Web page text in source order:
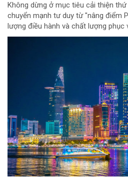
Không dừng ở mục tiêu cải thiện thứ
chuyển mạnh tư duy từ "nâng điểm
lượng điều hành và chất lượng phục